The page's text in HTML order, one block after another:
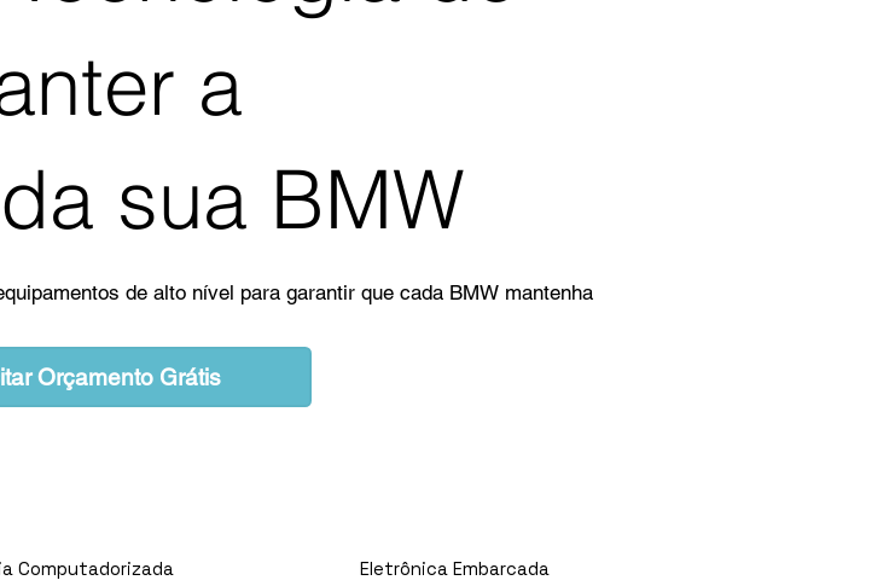
a
sua BMW
de alto nível para garantir que cada BMW mantenha
Orçamento Grátis
Computadorizada Eletrônica Embarcada